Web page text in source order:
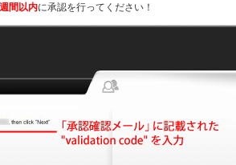
間以内に承認を行ってください！